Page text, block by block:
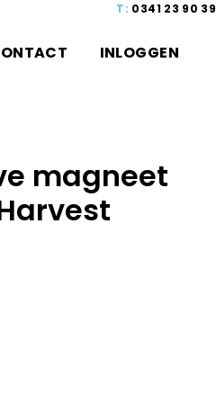
T: 0341 23 90 39
INLOGGEN
magneet